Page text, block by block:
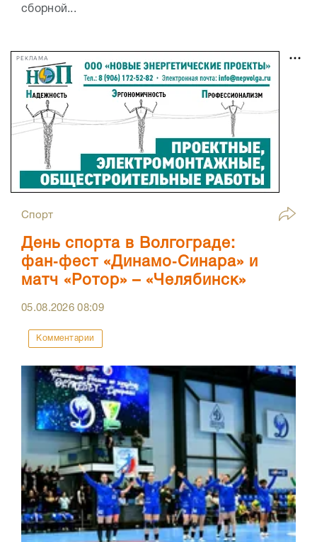
сборной...
РЕКЛАМА
Спорт
День спорта в Волгограде:
фан‑фест «Динамо‑Синара» и
матч «Ротор» – «Челябинск»
05.08.202608:09
Комментарии